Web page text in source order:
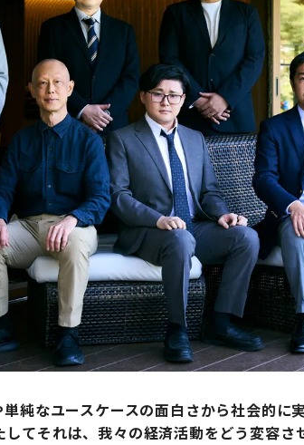
純なユースケースの面白さから社会的に
てそれは、我々の経済活動をどう変容さ